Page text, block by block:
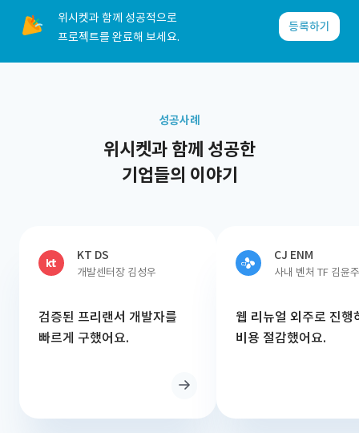
위시켓과 함께 성공적으로
프로젝트를 완료해 보세요.
등록하기
성공사례
위시켓과 함께 성공한
기업들의 이야기
KT DS
개발센터장 김성우
검증된 프리랜서 개발자를
빠르게 구했어요.
CJ ENM
사내 벤처 TF 김윤주
웹 리뉴얼 외주로 진행
비용 절감했어요.